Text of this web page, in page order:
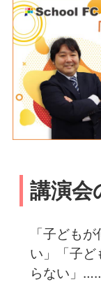
講演会
「子ども
い」「子ど
らない」